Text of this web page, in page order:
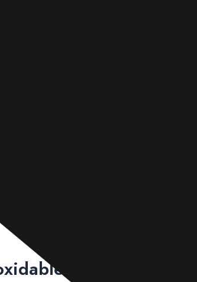
las propiedades, los campos de
y desventajas del acero inoxidable 317
el acero inoxidable 317L. Además,
316 y 317 para ayudarlo a elegir
317?